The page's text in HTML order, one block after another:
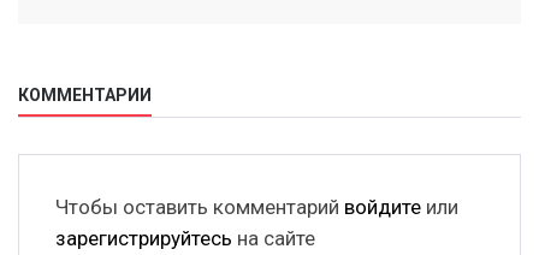
КОММЕНТАРИИ
Чтобы оставить комментарий войдите или
зарегистрируйтесь на сайте